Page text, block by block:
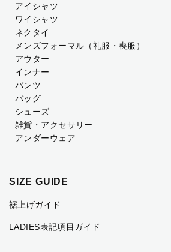
アイシャツ
ワイシャツ
ネクタイ
メンズフォーマル （礼服・喪服）
アウター
インナー
パンツ
バッグ
シューズ
雑貨・アクセサリー
アンダーウェア
SIZE GUIDE
裾上げガイド
LADIES表記項目ガイド